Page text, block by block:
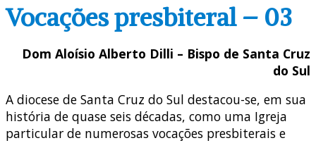
Vocações presbiteral – 03
Dom Aloísio Alberto Dilli – Bispo de Santa Cruz
do Sul
A diocese de Santa Cruz do Sul destacou-se, em sua
história de quase seis décadas, como uma Igreja
particular de numerosas vocações presbiterais e